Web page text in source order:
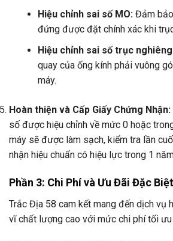
Hiệu chỉnh sai số MO: Đảm
đứng được đặt chính xác khi
Hiệu chỉnh sai số trục
quay của ống kính phải vuông
máy.
Hoàn thiện và Cấp Giấy Chứng Nhận:
số được hiệu chỉnh về mức 0 hoặc
máy sẽ được làm sạch, kiểm tra lần
nhận hiệu chuẩn có hiệu lực trong 1
Phần 3: Chi Phí và Ưu Đãi Đặc Biệt
Trắc Địa 58 cam kết mang đến dịch vụ
vĩ chất lượng cao với mức chi phí tối